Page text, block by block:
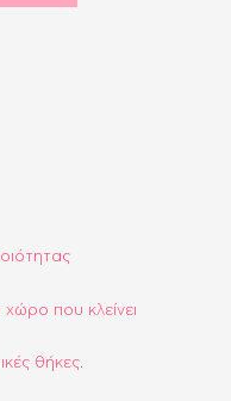
που κλείνει
θήκες.